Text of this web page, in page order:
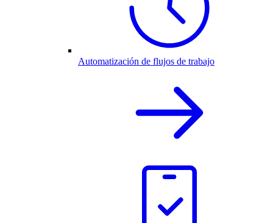
Automatización de flujos de trabajo